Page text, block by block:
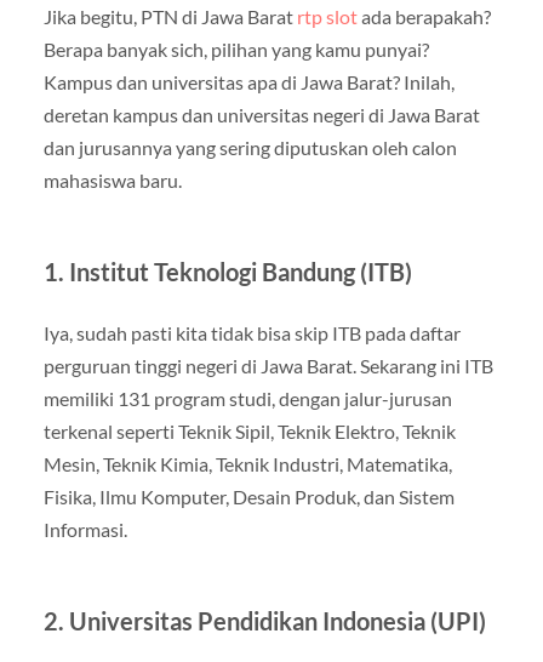
Jika begitu, PTN di Jawa Barat rtp slotada berapakah?
Berapa banyak sich, pilihan yang kamu punyai?
Kampus dan universitas apa di Jawa Barat? Inilah,
deretan kampus dan universitas negeri di Jawa Barat
dan jurusannya yang sering diputuskan oleh calon
mahasiswa baru.
1. Institut Teknologi Bandung (ITB)
Iya, sudah pasti kita tidak bisa skip ITB pada daftar
perguruan tinggi negeri di Jawa Barat. Sekarang ini ITB
memiliki 131 program studi, dengan jalur-jurusan
terkenal seperti Teknik Sipil, Teknik Elektro, Teknik
Mesin, Teknik Kimia, Teknik Industri, Matematika,
Fisika, Ilmu Komputer, Desain Produk, dan Sistem
Informasi.
2. Universitas Pendidikan Indonesia (UPI)